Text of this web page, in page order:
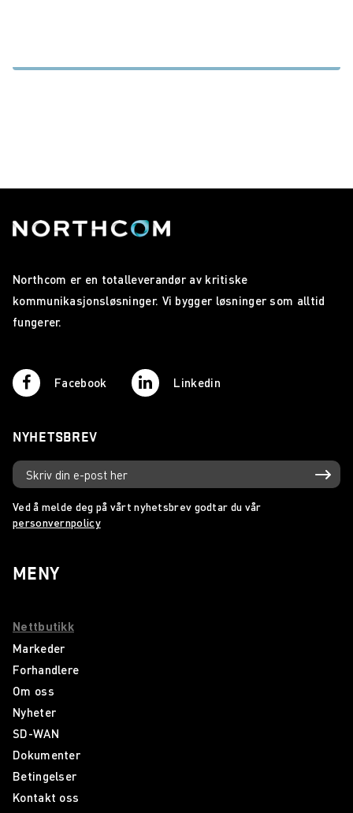
Northcom er en totalleverandør av kritiske
kommunikasjonsløsninger. Vi bygger løsninger som alltid
fungerer.
Facebook Linkedin
NYHETSBREV
Ved å melde deg på vårt nyhetsbrev godtar du vår
personvernpolicy
MENY
Nettbutikk
Markeder
Forhandlere
Om oss
Nyheter
SD-WAN
Dokumenter
Betingelser
Kontakt oss